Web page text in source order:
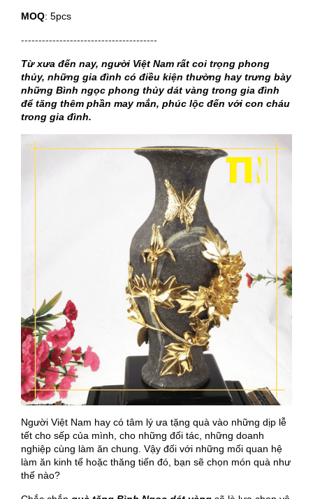
MOQ: 5pcs
---------------------------------------
Từ xưa đến nay, người Việt Nam rất coi trọng phong
thủy, những gia đình có điều kiện thường hay trưng bày
những Bình ngọc phong thủy dát vàng trong gia đình
để tăng thêm phần may mắn, phúc lộc đến với con cháu
trong gia đình.
Người Việt Nam hay có tâm lý ưa tặng quà vào những dịp lễ
tết cho sếp của mình, cho những đối tác, những doanh
nghiệp cùng làm ăn chung. Vậy đối với những mối quan hệ
làm ăn kinh tế hoặc thăng tiến đó, bạn sẽ chọn món quà như
thế nào?